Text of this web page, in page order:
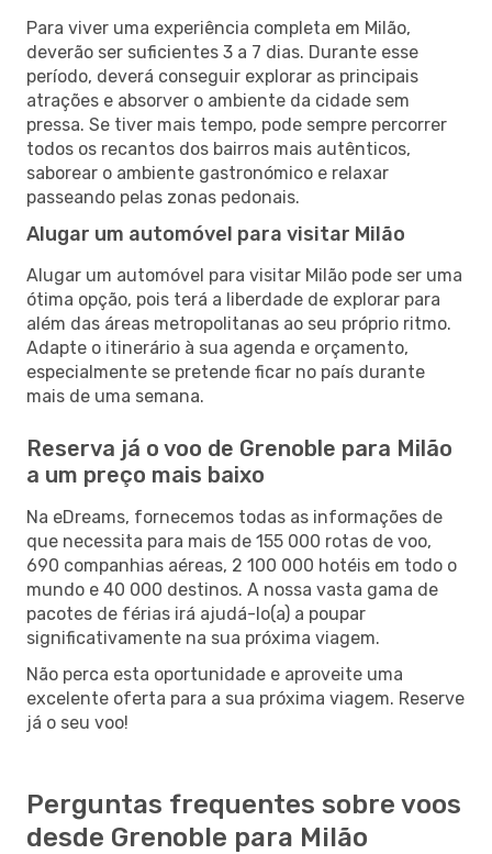
Para viver uma experiência completa em Milão,
deverão ser suficientes 3 a 7 dias. Durante esse
período, deverá conseguir explorar as principais
atrações e absorver o ambiente da cidade sem
pressa. Se tiver mais tempo, pode sempre percorrer
todos os recantos dos bairros mais autênticos,
saborear o ambiente gastronómico e relaxar
passeando pelas zonas pedonais.
Alugar um automóvel para visitar Milão
Alugar um automóvel para visitar Milão pode ser uma
ótima opção, pois terá a liberdade de explorar para
além das áreas metropolitanas ao seu próprio ritmo.
Adapte o itinerário à sua agenda e orçamento,
especialmente se pretende ficar no país durante
mais de uma semana.
Reserva já o voo de Grenoble para Milão
a um preço mais baixo
Na eDreams, fornecemos todas as informações de
que necessita para mais de 155 000 rotas de voo,
690 companhias aéreas, 2 100 000 hotéis em todo o
mundo e 40 000 destinos. A nossa vasta gama de
pacotes de férias irá ajudá-lo(a) a poupar
significativamente na sua próxima viagem.
Não perca esta oportunidade e aproveite uma
excelente oferta para a sua próxima viagem. Reserve
já o seu voo!
Perguntas frequentes sobre voos
desde Grenoble para Milão